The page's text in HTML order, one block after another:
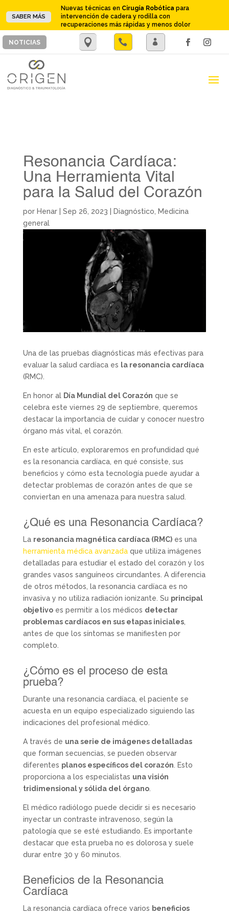
SABER MÁS
Nuevas técnicas en Cirugía Robótica para
intervención de cadera y rodilla con
recuperaciones más rápidas y menos dolor
NOTICIAS 
Resonancia Cardíaca:
Una Herramienta Vital
para la Salud del Corazón
por Henar| Sep 26, 2023 | Diagnóstico Medicina
general
Una de las pruebas diagnósticas más efectivas para
evaluar la salud cardíaca es la resonancia cardíaca
(RMC).
En honor al Día Mundial del Corazón que se
celebra este viernes 29 de septiembre, queremos
destacar la importancia de cuidar y conocer nuestro
órgano más vital, el corazón.
En este artículo, exploraremos en profundidad qué
es la resonancia cardíaca, en qué consiste, sus
beneficios y cómo esta tecnología puede ayudar a
detectar problemas de corazón antes de que se
conviertan en una amenaza para nuestra salud.
¿Qué es una Resonancia Cardíaca?
La resonancia magnética cardíaca (RMC)es una
herramienta médica avanzadaque utiliza imágenes
detalladas para estudiar el estado del corazón y los
grandes vasos sanguíneos circundantes. A diferencia
de otros métodos, la resonancia cardíaca es no
invasiva y no utiliza radiación ionizante. Su principal
objetivoes permitir a los médicos detectar
problemas cardíacos en sus etapas iniciales,
antes de que los síntomas se manifiesten por
completo.
¿Cómo es el proceso de esta
prueba?
Durante una resonancia cardíaca, el paciente se
acuesta en un equipo especializado siguiendo las
indicaciones del profesional médico.
A través de una serie de imágenes detalladas
que forman secuencias, se pueden observar
diferentes planos específicos del corazón . Esto
proporciona a los especialistas una visión
tridimensional y sólida del órgano.
El médico radiólogo puede decidir si es necesario
inyectar un contraste intravenoso, según la
patología que se esté estudiando. Es importante
destacar que esta prueba no es dolorosa y suele
durar entre 30 y 60 minutos.
Beneficios de la Resonancia
Cardíaca
La resonancia cardíaca ofrece varios beneficios